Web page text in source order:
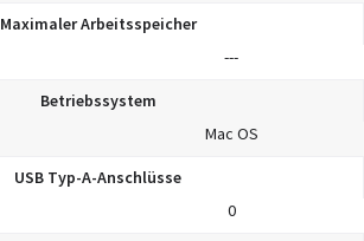
Maximaler Arbeitsspeicher
---
Betriebssystem
Mac OS
USB Typ-A-Anschlüsse
0